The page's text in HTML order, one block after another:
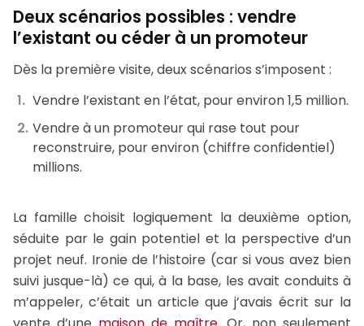
Deux scénarios possibles : vendre
l’existant ou céder à un promoteur
Dès la première visite, deux scénarios s’imposent :
Vendre l’existant en l’état, pour environ 1,5 million.
Vendre à un promoteur qui rase tout pour
reconstruire, pour environ (chiffre confidentiel)
millions.
La famille choisit logiquement la deuxième option,
séduite par le gain potentiel et la perspective d’un
projet neuf. Ironie de l’histoire (car si vous avez bien
suivi jusque-là) ce qui, à la base, les avait conduits à
m’appeler, c’était un article que j’avais écrit sur la